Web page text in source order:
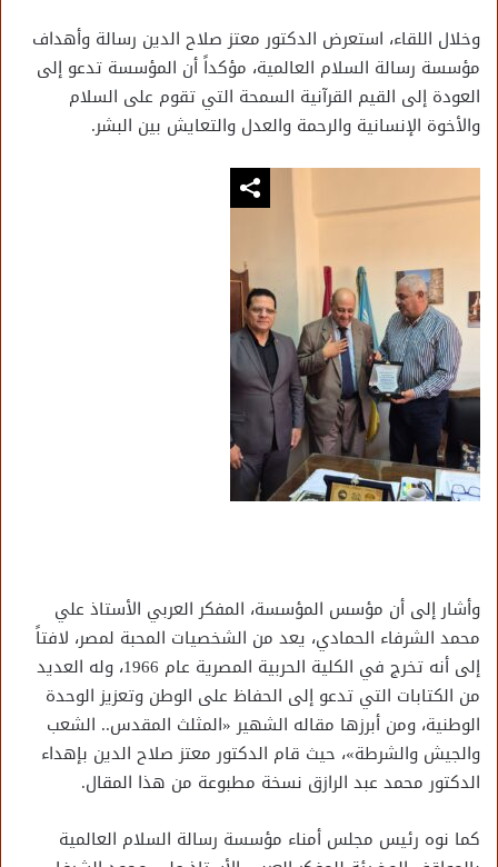
وخلال اللقاء، استعرض الدكتور معتز صلاح الدين رسالة وأهداف
مؤسسة رسالة السلام العالمية، مؤكداً أن المؤسسة تدعو إلى
العودة إلى القيم القرآنية السمحة التي تقوم على السلام
والأخوة الإنسانية والرحمة والعدل والتعايش بين البشر.
وأشار إلى أن مؤسس المؤسسة، المفكر العربي الأستاذ علي
محمد الشرفاء الحمادي، يعد من الشخصيات المحبة لمصر، لافتاً
إلى أنه تخرج في الكلية الحربية المصرية عام 1966، وله العديد
من الكتابات التي تدعو إلى الحفاظ على الوطن وتعزيز الوحدة
الوطنية، ومن أبرزها مقاله الشهير «المثلث المقدس.. الشعب
والجيش والشرطة»، حيث قام الدكتور معتز صلاح الدين بإهداء
الدكتور محمد عبد الرازق نسخة مطبوعة من هذا المقال.
كما نوه رئيس مجلس أمناء مؤسسة رسالة السلام العالمية